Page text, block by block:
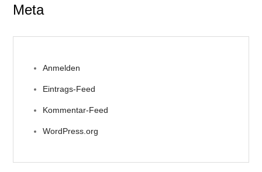
Meta
Anmelden
Eintrags-Feed
Kommentar-Feed
WordPress.org